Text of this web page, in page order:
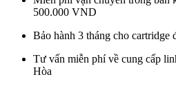
500.000 VND
Bảo hành 3 tháng cho cartridge
Tư vấn miễn phí về cung cấp
Hòa